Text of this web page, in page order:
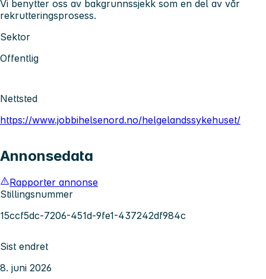
Vi benytter oss av bakgrunnssjekk som en del av vår
rekrutteringsprosess.
Sektor
Offentlig
Nettsted
https://www.jobbihelsenord.no/helgelandssykehuset/
Annonsedata
Rapporter annonse
Stillingsnummer
15ccf5dc-7206-451d-9fe1-437242df984c
Sist endret
8. juni 2026